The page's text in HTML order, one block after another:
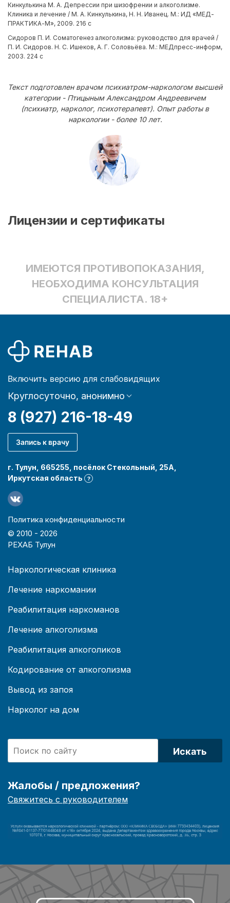
Кинкулькина М. А. Депрессии при шизофрении и алкоголизме.
Клиника и лечение / М. А. Кинкулькина, Н. Н. Иванец. М.: ИД «МЕД-
ПРАКТИКА-М», 2009. 216 с
Сидоров П. И. Соматогенез алкоголизма: руководство для врачей /
П. И. Сидоров. Н. С. Ишеков, А. Г. Соловьёва. М.: МЕДпресс-информ,
2003. 224 с
Текст подготовлен врачом психиатром-наркологом высшей
категории - Птицыным Александром Андреевичем
(психиатр, нарколог, психотерапевт). Опыт работы в
наркологии - более 10 лет.
Лицензии и сертификаты
ИМЕЮТСЯ ПРОТИВОПОКАЗАНИЯ,
НЕОБХОДИМА КОНСУЛЬТАЦИЯ
СПЕЦИАЛИСТА. 18+
Включить версию для слабовидящих
Круглосуточно, анонимно
8 (927) 216-18-49
Запись к врачу
г. Тулун, 665255, посёлок Стекольный, 25А,
Иркутская область
?
Политика конфиденциальности
© 2010 - 2026
РЕХАБ Тулун
Наркологическая клиника
Лечение наркомании
Реабилитация наркоманов
Лечение алкоголизма
Реабилитация алкоголиков
Кодирование от алкоголизма
Вывод из запоя
Нарколог на дом
Искать
Жалобы / предложения?
Свяжитесь с руководителем